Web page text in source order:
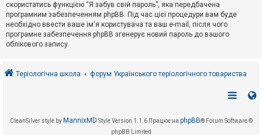
скористатись функцією “Я забув свій пароль”, яка передбачена
програмним забезпеченням phpBB. Під час цієї процедури вам буде
необхідно ввести ваше ім'я користувача та ваш e-mail, після чого
програмне забезпечення phpBB згенерує новий пароль до вашого
облікового запису.
Теріологічна школа форум Українського теріологічного товариства
CleanSilver style by MannixMD Style Version 1.1.6 Працює на phpBB® Forum Software ©
phpBB Limited